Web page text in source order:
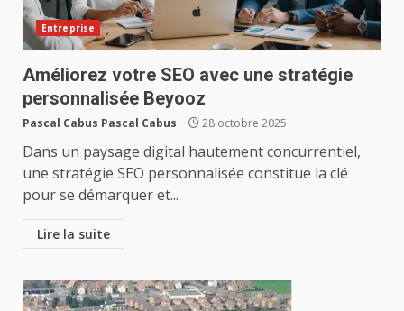
Entreprise
Améliorez votre SEO avec une stratégie
personnalisée Beyooz
Pascal Cabus Pascal Cabus 28 octobre 2025
Dans un paysage digital hautement concurrentiel,
une stratégie SEO personnalisée constitue la clé
pour se démarquer et...
Lire la suite